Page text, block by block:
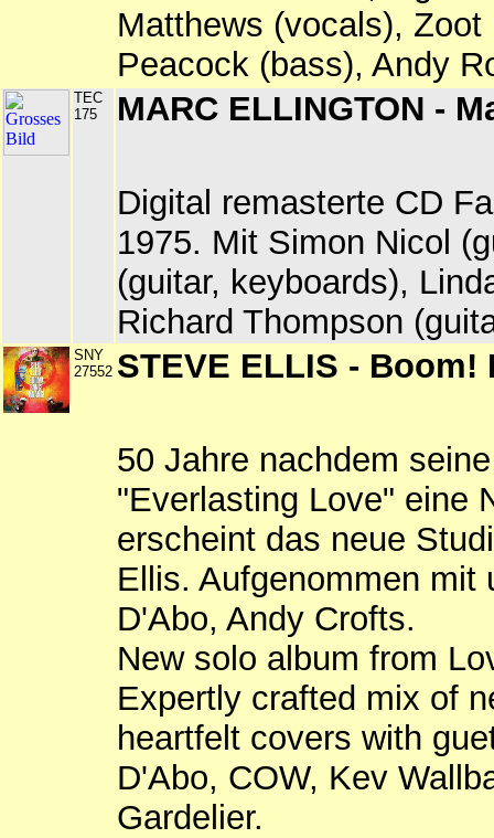
Matthews (vocals),
Peacock (bass), Andy
TEC
175
MARC ELLINGTON -
Digital remasterte CD
1975. Mit Simon Nicol
(guitar, keyboards),
Richard Thompson
SNY
27552 STEVE ELLIS - Boom!
50 Jahre nachdem
"Everlasting Love" eine
erscheint das neue
Ellis. Aufgenommen mit
D'Abo, Andy Crofts.
New solo album from
Expertly crafted mix of
heartfelt covers with
D'Abo, COW, Kev
Gardelier.